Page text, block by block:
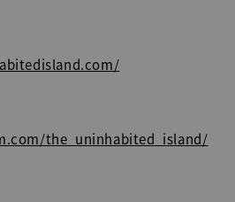
the_uninhabited_island/